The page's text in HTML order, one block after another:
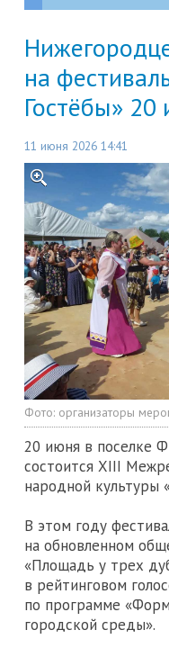
на
Гостёбы» 20
11 июня 2026 14:41
Фото: организаторы
20 июня в поселке
состоится XIII
народной культуры
В этом году
на обновленном
«Площадь у трех
в рейтинговом
по программе
городской среды».